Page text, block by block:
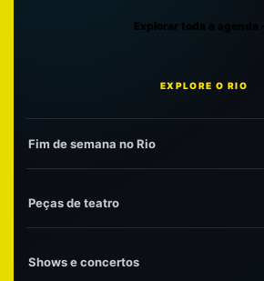
Explorar toda a agenda
EXPLORE O RIO
Fim de semana no Rio
Peças de teatro
Shows e concertos